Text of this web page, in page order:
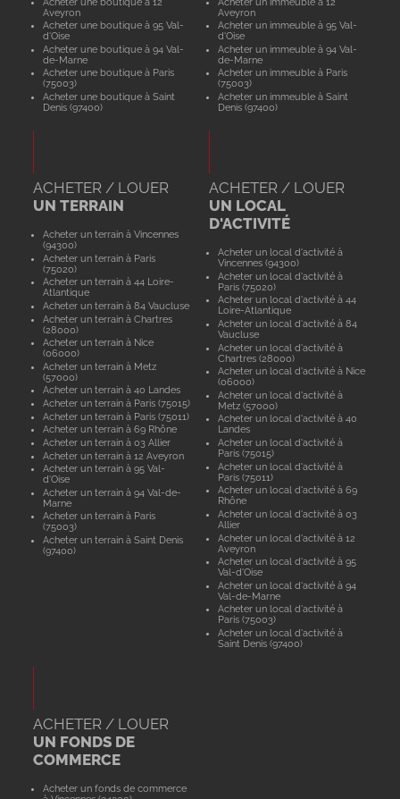
Aveyron
Acheter une boutique à 95 Val-
d'Oise
Acheter une boutique à 94 Val-
de-Marne
Acheter une boutique à Paris
(75003)
Acheter une boutique à Saint
Denis (97400)
Aveyron
Acheter un immeuble à 95 Val-
d'Oise
Acheter un immeuble à 94 Val-
de-Marne
Acheter un immeuble à Paris
(75003)
Acheter un immeuble à Saint
Denis (97400)
ACHETER / LOUER
UN TERRAIN
Acheter un terrain à Vincennes
(94300)
Acheter un terrain à Paris
(75020)
Acheter un terrain à 44 Loire-
Atlantique
Acheter un terrain à 84 Vaucluse
Acheter un terrain à Chartres
(28000)
Acheter un terrain à Nice
(06000)
Acheter un terrain à Metz
(57000)
Acheter un terrain à 40 Landes
Acheter un terrain à Paris (75015)
Acheter un terrain à Paris (75011)
Acheter un terrain à 69 Rhône
Acheter un terrain à 03 Allier
Acheter un terrain à 12 Aveyron
Acheter un terrain à 95 Val-
d'Oise
Acheter un terrain à 94 Val-de-
Marne
Acheter un terrain à Paris
(75003)
Acheter un terrain à Saint Denis
(97400)
ACHETER / LOUER
UN LOCAL
D'ACTIVITÉ
Acheter un local d'activité à
Vincennes (94300)
Acheter un local d'activité à
Paris (75020)
Acheter un local d'activité à 44
Loire-Atlantique
Acheter un local d'activité à 84
Vaucluse
Acheter un local d'activité à
Chartres (28000)
Acheter un local d'activité à Nice
(06000)
Acheter un local d'activité à
Metz (57000)
Acheter un local d'activité à 40
Landes
Acheter un local d'activité à
Paris (75015)
Acheter un local d'activité à
Paris (75011)
Acheter un local d'activité à 69
Rhône
Acheter un local d'activité à 03
Allier
Acheter un local d'activité à 12
Aveyron
Acheter un local d'activité à 95
Val-d'Oise
Acheter un local d'activité à 94
Val-de-Marne
Acheter un local d'activité à
Paris (75003)
Acheter un local d'activité à
Saint Denis (97400)
ACHETER / LOUER
UN FONDS DE
COMMERCE
Acheter un fonds de commerce